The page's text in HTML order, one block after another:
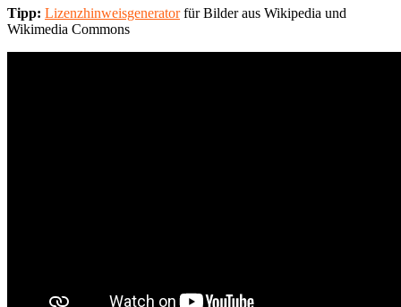
Tipp: Lizenzhinweisgeneratorfür Bilder aus Wikipedia und
Wikimedia Commons